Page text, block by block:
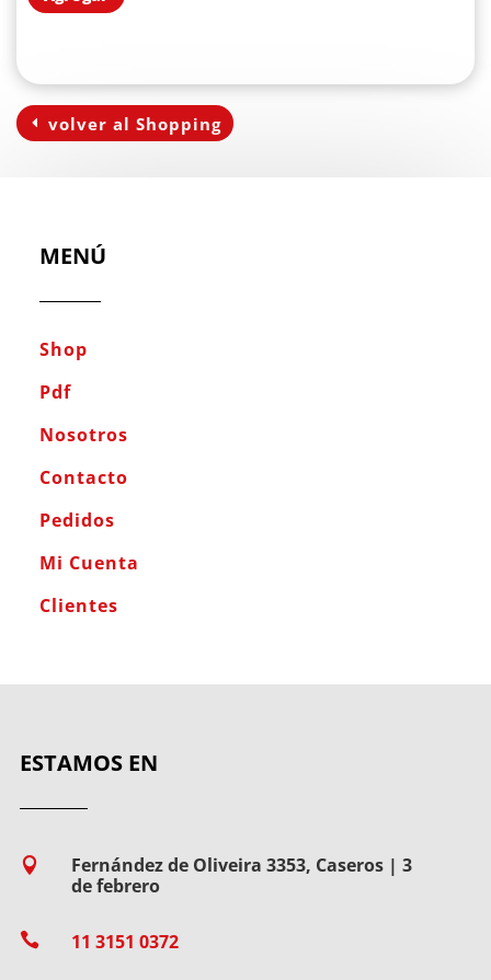
volver al Shopping
MENÚ
Shop
Pdf
Nosotros
Contacto
Pedidos
Mi Cuenta
Clientes
ESTAMOS EN

Fernández de Oliveira 3353, Caseros | 3
de febrero
 11 3151 0372